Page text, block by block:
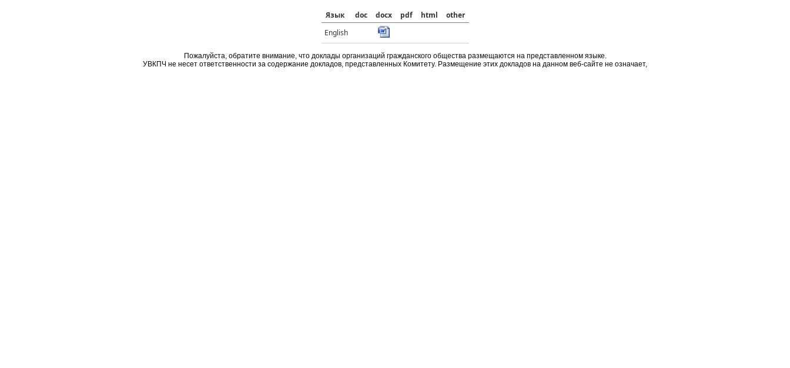
Язык doc docx pdf html
other
English
Пожалуйста, обратите внимание, что доклады организаций гражданского общества размещаются на представленном языке.
УВКПЧ не несет ответственности за содержание докладов, представленных Комитету. Размещение этих докладов на данном веб-сайте не означает,